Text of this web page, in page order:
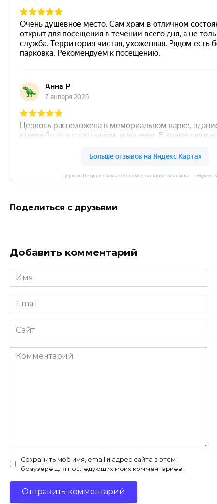
Церковь Петра и Павла в Коломне на карте Коломны — Яндекс
Поделиться с друзьями
Добавить комментарий
Имя
*
Email
*
Сайт
Комментарий
Сохранить моё имя, email и адрес сайта в этом
браузере для последующих моих комментариев.